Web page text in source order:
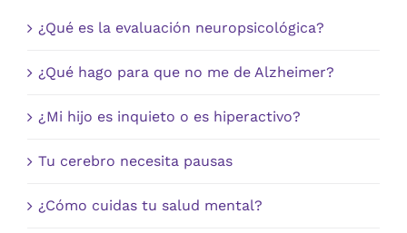
¿Qué es la evaluación neuropsicológica?
¿Qué hago para que no me de Alzheimer?
¿Mi hijo es inquieto o es hiperactivo?
Tu cerebro necesita pausas
¿Cómo cuidas tu salud mental?